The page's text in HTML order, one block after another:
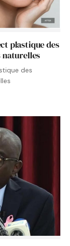
plastique des
des